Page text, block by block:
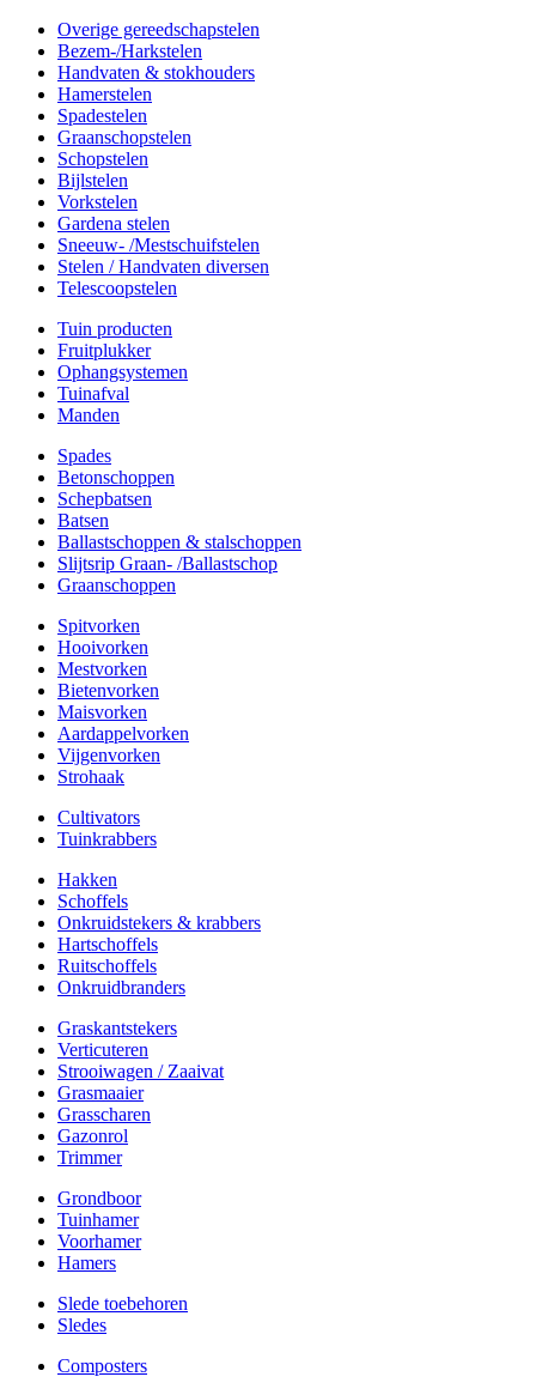
Overige gereedschapstelen
Bezem-/Harkstelen
Handvaten & stokhouders
Hamerstelen
Spadestelen
Graanschopstelen
Schopstelen
Bijlstelen
Vorkstelen
Gardena stelen
Sneeuw- /Mestschuifstelen
Stelen / Handvaten diversen
Telescoopstelen
Tuin producten
Fruitplukker
Ophangsystemen
Tuinafval
Manden
Spades
Betonschoppen
Schepbatsen
Batsen
Ballastschoppen & stalschoppen
Slijtsrip Graan- /Ballastschop
Graanschoppen
Spitvorken
Hooivorken
Mestvorken
Bietenvorken
Maisvorken
Aardappelvorken
Vijgenvorken
Strohaak
Cultivators
Tuinkrabbers
Hakken
Schoffels
Onkruidstekers & krabbers
Hartschoffels
Ruitschoffels
Onkruidbranders
Graskantstekers
Verticuteren
Strooiwagen / Zaaivat
Grasmaaier
Grasscharen
Gazonrol
Trimmer
Grondboor
Tuinhamer
Voorhamer
Hamers
Slede toebehoren
Sledes
Composters